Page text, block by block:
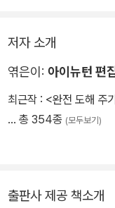
저자 소개
엮은이: 아이뉴턴 편
최근작 : <완전 도해 주
… 총 354종 (모두보기)
출판사 제공 책소개